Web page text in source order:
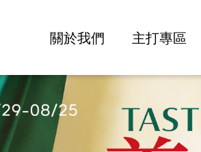
關於我們 主打專區